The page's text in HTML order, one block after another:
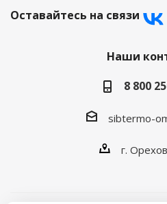
Оставайтесь на связи
Наши
8 800
sibtermo-
г.